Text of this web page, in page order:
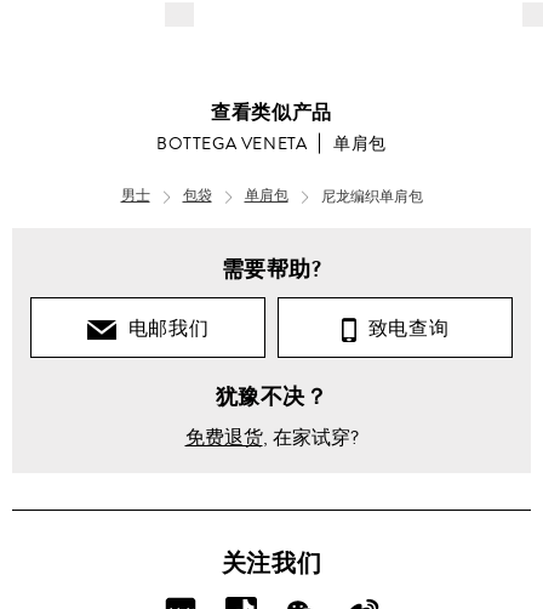
查看类似产品
BOTTEGA VENETA 单肩包
男士 包袋 单肩包 尼龙编织单肩包
需要帮助?
电邮我们 致电查询
犹豫不决？
免费退货, 在家试穿?
关注我们